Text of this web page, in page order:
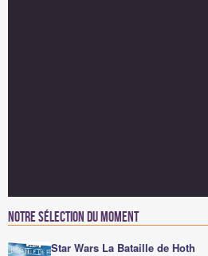
Notre sélection du moment
Star Wars La Bataille de Hoth